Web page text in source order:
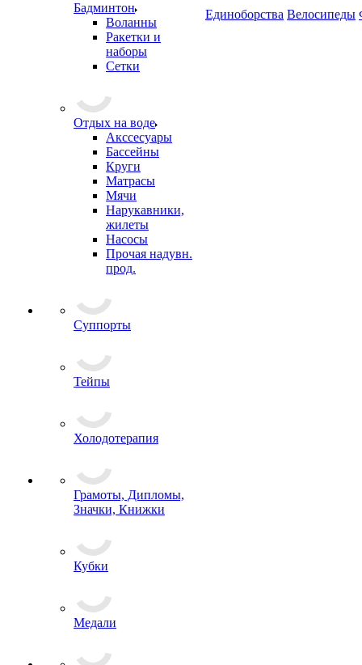
Бадминтон
Воланны
Ракетки и
наборы
Сетки
Отдых на воде
Акссесуары
Бассейны
Круги
Матрасы
Мячи
Нарукавники,
жилеты
Насосы
Прочая надувн.
прод.
Суппорты
Тейпы
Холодотерапия
Грамоты, Дипломы,
Значки, Книжки
Кубки
Медали
Единоборства Велосипеды